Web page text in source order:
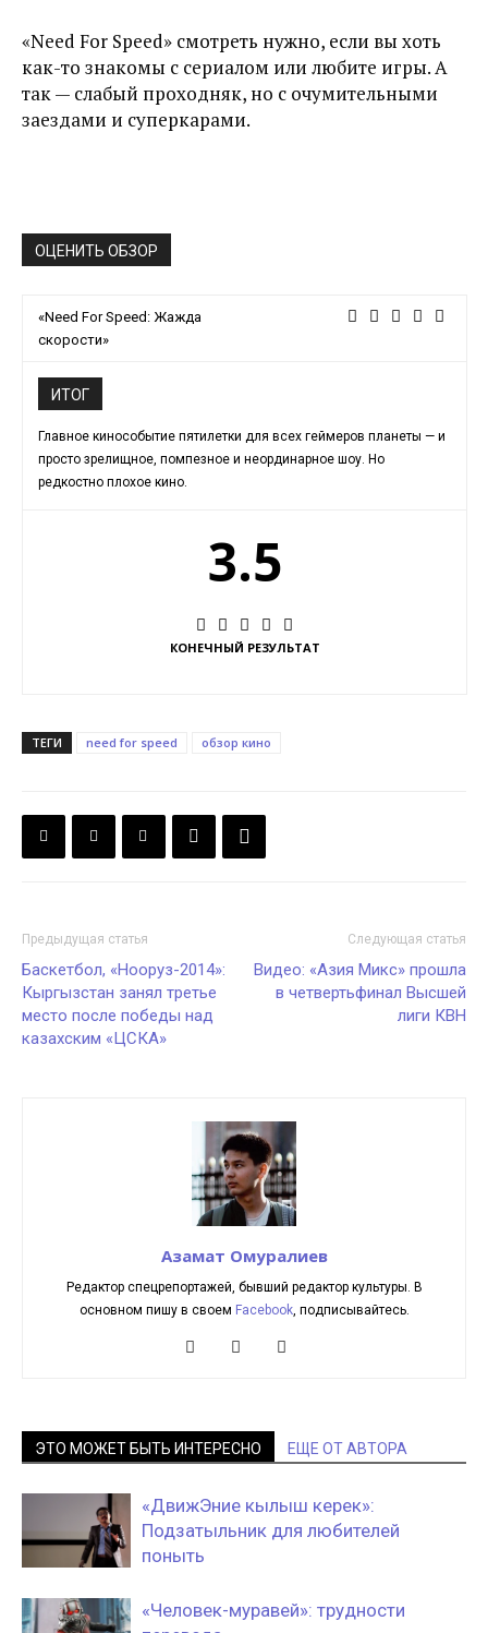
«Need For Speed» смотреть нужно, если вы хоть
как-то знакомы с сериалом или любите игры. А
так — слабый проходняк, но с очумительными
заездами и суперкарами.
ОЦЕНИТЬ ОБЗОР
«Need For Speed: Жажда
скорости»
ИТОГ
Главное кинособытие пятилетки для всех геймеров планеты — и
просто зрелищное, помпезное и неординарное шоу. Но
редкостно плохое кино.
3.5
КОНЕЧНЫЙ РЕЗУЛЬТАТ
ТЕГИ need for speed обзор кино
Предыдущая статья
Баскетбол, «Нооруз-2014»:
Кыргызстан занял третье
место после победы над
казахским «ЦСКА»
Следующая статья
Видео: «Азия Микс» прошла
в четвертьфинал Высшей
лиги КВН
Азамат Омуралиев
Редактор спецрепортажей, бывший редактор культуры. В
основном пишу в своем Facebook, подписывайтесь.
ЭТО МОЖЕТ БЫТЬ ИНТЕРЕСНО ЕЩЕ ОТ АВТОРА
«ДвижЭние кылыш керек»:
Подзатыльник для любителей
поныть
«Человек-муравей»: трудности